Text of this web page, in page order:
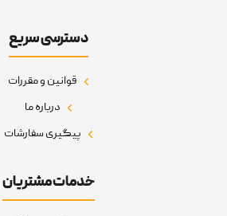
دسترسی سریع
قوانین و مقررات
درباره ما
پیگیری سفارشات
خدمات مشتریان